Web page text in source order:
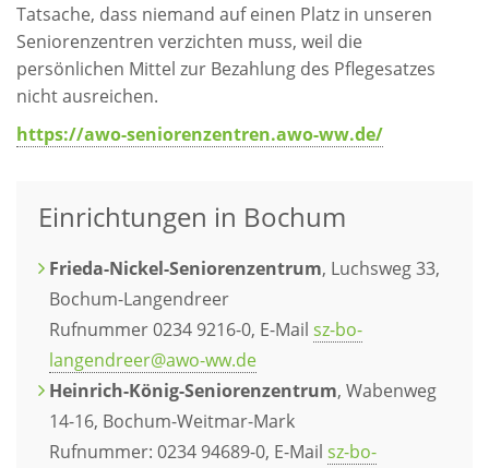
Tatsache, dass niemand auf einen Platz in unseren
Seniorenzentren verzichten muss, weil die
persönlichen Mittel zur Bezahlung des Pflegesatzes
nicht ausreichen.
https://awo-seniorenzentren.awo-ww.de/
Einrichtungen in Bochum
Frieda-Nickel-Seniorenzentrum, Luchsweg 33,
Bochum-Langendreer
Rufnummer 0234 9216-0, E-Mail sz-bo-
langendreer@awo-ww.de
Heinrich-König-Seniorenzentrum, Wabenweg
14-16, Bochum-Weitmar-Mark
Rufnummer: 0234 94689-0, E-Mail sz-bo-